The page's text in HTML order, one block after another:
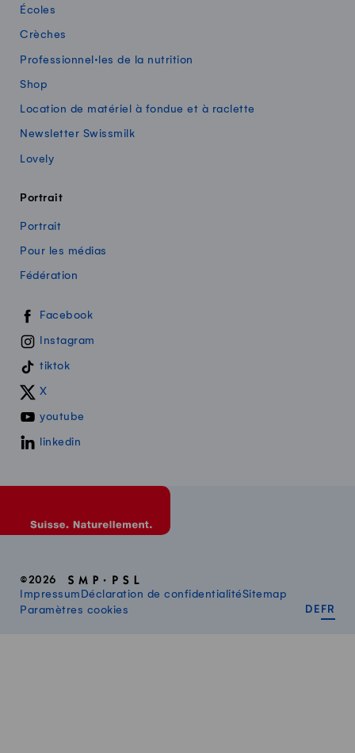
Écoles
Crèches
Professionnel·les de la nutrition
Shop
Location de matériel à fondue et à raclette
Newsletter Swissmilk
Lovely
Portrait
Portrait
Pour les médias
Fédération
Swissmilk sur les réseaux sociaux
Facebook
Instagram
tiktok
X
youtube
linkedin
©2026
Impressum Déclaration de confidentialitéSitemap
Paramètres cookies
DE FR